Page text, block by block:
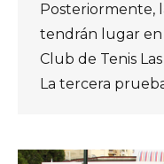
Posteriormente,
tendrán lugar en
Club de Tenis
La tercera